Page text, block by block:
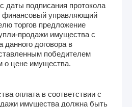
даты подписания протокола
финансовый управляющий
торгов предложение
продажи имущества с
данного договора в
победителем
о цене имущества.
оплата в соответствии с
имущества должна быть